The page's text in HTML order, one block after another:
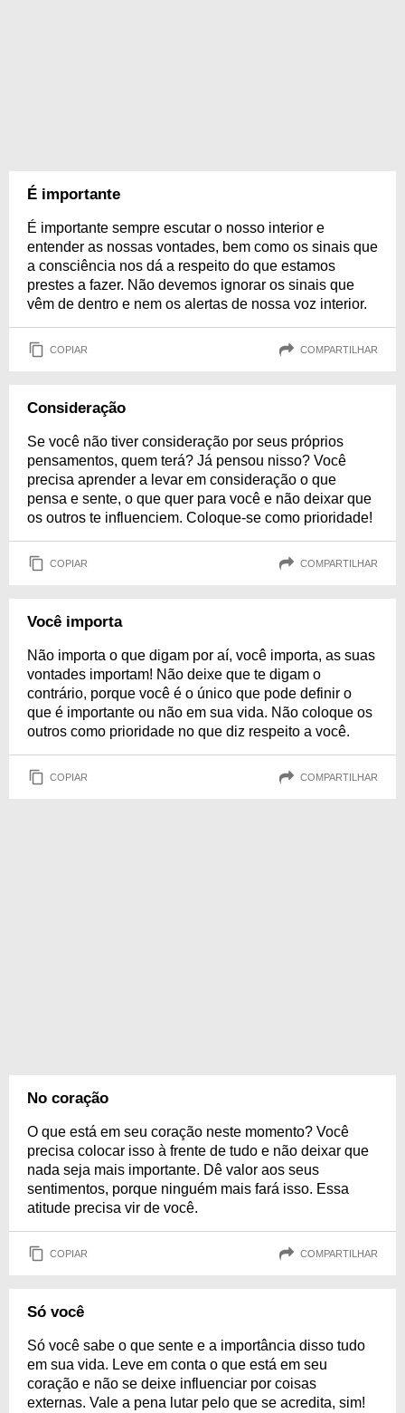
É importante
É importante sempre escutar o nosso interior e
entender as nossas vontades, bem como os sinais que
a consciência nos dá a respeito do que estamos
prestes a fazer. Não devemos ignorar os sinais que
vêm de dentro e nem os alertas de nossa voz interior.
COPIAR COMPARTILHAR
Consideração
Se você não tiver consideração por seus próprios
pensamentos, quem terá? Já pensou nisso? Você
precisa aprender a levar em consideração o que
pensa e sente, o que quer para você e não deixar que
os outros te influenciem. Coloque-se como prioridade!
COPIAR COMPARTILHAR
Você importa
Não importa o que digam por aí, você importa, as suas
vontades importam! Não deixe que te digam o
contrário, porque você é o único que pode definir o
que é importante ou não em sua vida. Não coloque os
outros como prioridade no que diz respeito a você.
COPIAR COMPARTILHAR
No coração
O que está em seu coração neste momento? Você
precisa colocar isso à frente de tudo e não deixar que
nada seja mais importante. Dê valor aos seus
sentimentos, porque ninguém mais fará isso. Essa
atitude precisa vir de você.
COPIAR COMPARTILHAR
Só você
Só você sabe o que sente e a importância disso tudo
em sua vida. Leve em conta o que está em seu
coração e não se deixe influenciar por coisas
externas. Vale a pena lutar pelo que se acredita, sim!